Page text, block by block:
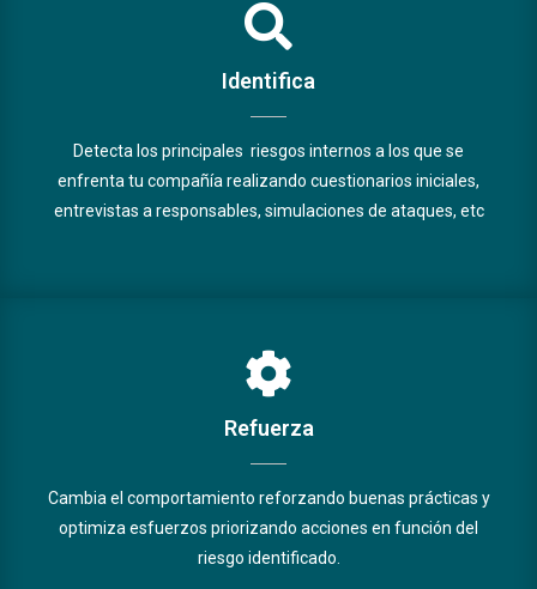
Identifica
Detecta los principales riesgos internos a los que se
enfrenta tu compañía realizando cuestionarios iniciales,
entrevistas a responsables, simulaciones de ataques, etc
Refuerza
Cambia el comportamiento reforzando buenas prácticas y
optimiza esfuerzos priorizando acciones en función del
riesgo identificado.